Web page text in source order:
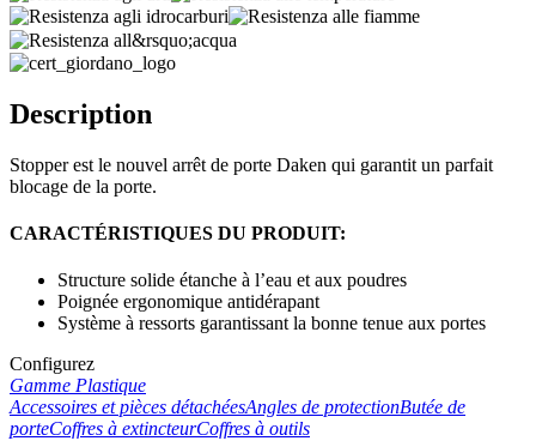
Description
Stopper est le nouvel arrêt de porte Daken qui garantit un parfait
blocage de la porte.
CARACTÉRISTIQUES DU PRODUIT:
Structure solide étanche à l’eau et aux poudres
Poignée ergonomique antidérapant
Système à ressorts garantissant la bonne tenue aux portes
Configurez
Gamme Plastique
Accessoires et pièces détachéesAngles de protectionButée de
porteCoffres à extincteurCoffres à outils